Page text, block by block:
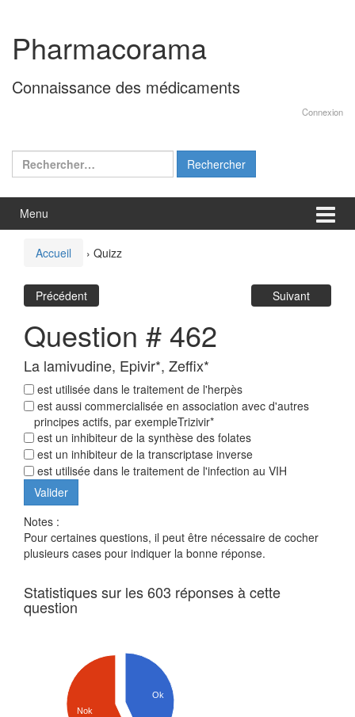
contenu
menu
principal
Pharmacorama
Connaissance des médicaments
Connexion
Rechercher :
Menu
Accueil › Quizz
Précédent Suivant
Question # 462
La lamivudine, Epivir*, Zeffix*
est utilisée dans le traitement de l'herpès
est aussi commercialisée en association avec d'autres
principes actifs, par exempleTrizivir*
est un inhibiteur de la synthèse des folates
est un inhibiteur de la transcriptase inverse
est utilisée dans le traitement de l'infection au VIH
Notes :
Pour certaines questions, il peut être nécessaire de cocher
plusieurs cases pour indiquer la bonne réponse.
Statistiques sur les 603 réponses à cette
question
Ok
Nok